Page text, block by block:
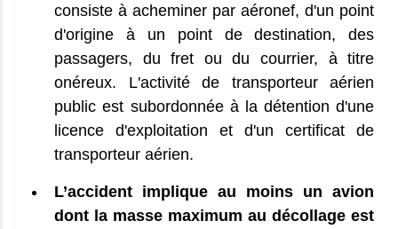
consiste à acheminer par aéronef, d'un point
d'origine à un point de destination, des
passagers, du fret ou du courrier, à titre
onéreux. L'activité de transporteur aérien
public est subordonnée à la détention d'une
licence d'exploitation et d'un certificat de
transporteur aérien.
L’accident implique au moins un avion
dont la masse maximum au décollage est